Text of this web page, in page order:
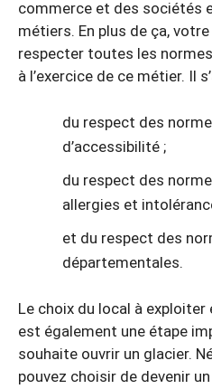
commerce et des sociétés
métiers. En plus de ça,
respecter toutes les
à l’exercice de ce métier. Il
du respect des
d’accessibilité ;
du respect des
allergies et
et du respect des
départementales.
Le choix du local à
est également une étape
souhaite ouvrir un glacier.
pouvez choisir de devenir